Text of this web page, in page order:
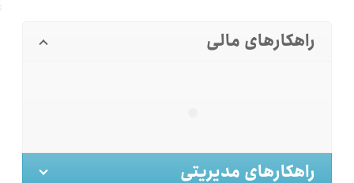
راهکارهای مالی
راهکارهای مدیریتی